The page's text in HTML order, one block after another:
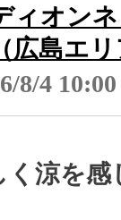
ィオン
広島エリ
8/4 10:00
く涼を